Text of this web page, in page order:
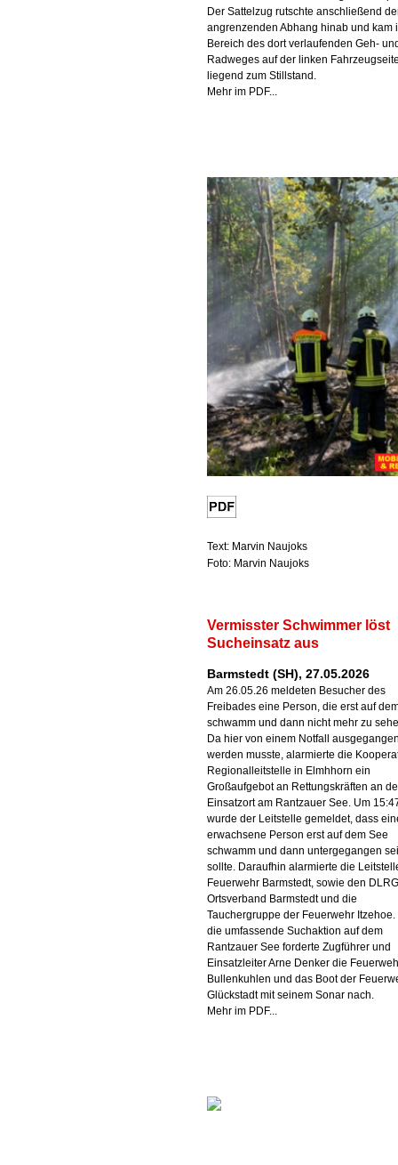
Der Sattelzug rutschte anschließend
angrenzenden Abhang hinab und kam
Bereich des dort verlaufenden Geh-
Radweges auf der linken
liegend zum Stillstand.
Mehr im PDF...
Text: Marvin Naujoks
Foto: Marvin Naujoks
Vermisster Schwimmer löst
Sucheinsatz aus
Barmstedt (SH), 27.05.2026
Am 26.05.26 meldeten Besucher des
Freibades eine Person, die erst auf
schwamm und dann nicht mehr zu
Da hier von einem Notfall
werden musste, alarmierte die
Regionalleitstelle in Elmhhorn ein
Großaufgebot an Rettungskräften an
Einsatzort am Rantzauer See. Um
wurde der Leitstelle gemeldet, dass
erwachsene Person erst auf dem See
schwamm und dann untergegangen
sollte. Daraufhin alarmierte die
Feuerwehr Barmstedt, sowie den DLRG
Ortsverband Barmstedt und die
Tauchergruppe der Feuerwehr Itzehoe.
die umfassende Suchaktion auf dem
Rantzauer See forderte Zugführer und
Einsatzleiter Arne Denker die
Bullenkuhlen und das Boot der
Glückstadt mit seinem Sonar nach.
Mehr im PDF...